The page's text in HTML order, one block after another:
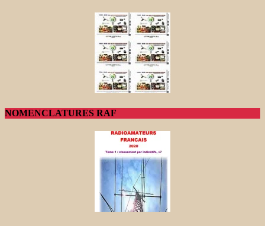
NOMENCLATURES RAF